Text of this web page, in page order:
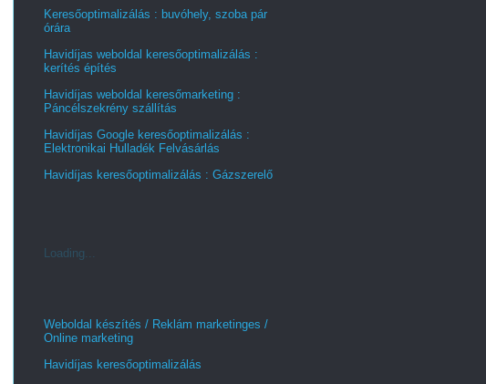
Keresőoptimalizálás : buvóhely, szoba pár
órára
Havidíjas weboldal keresőoptimalizálás :
kerítés építés
Havidíjas weboldal keresőmarketing :
Páncélszekrény szállítás
Havidíjas Google keresőoptimalizálás :
Elektronikai Hulladék Felvásárlás
Havidíjas keresőoptimalizálás : Gázszerelő
Loading...
Weboldal készítés / Reklám marketinges /
Online marketing
Havidíjas keresőoptimalizálás